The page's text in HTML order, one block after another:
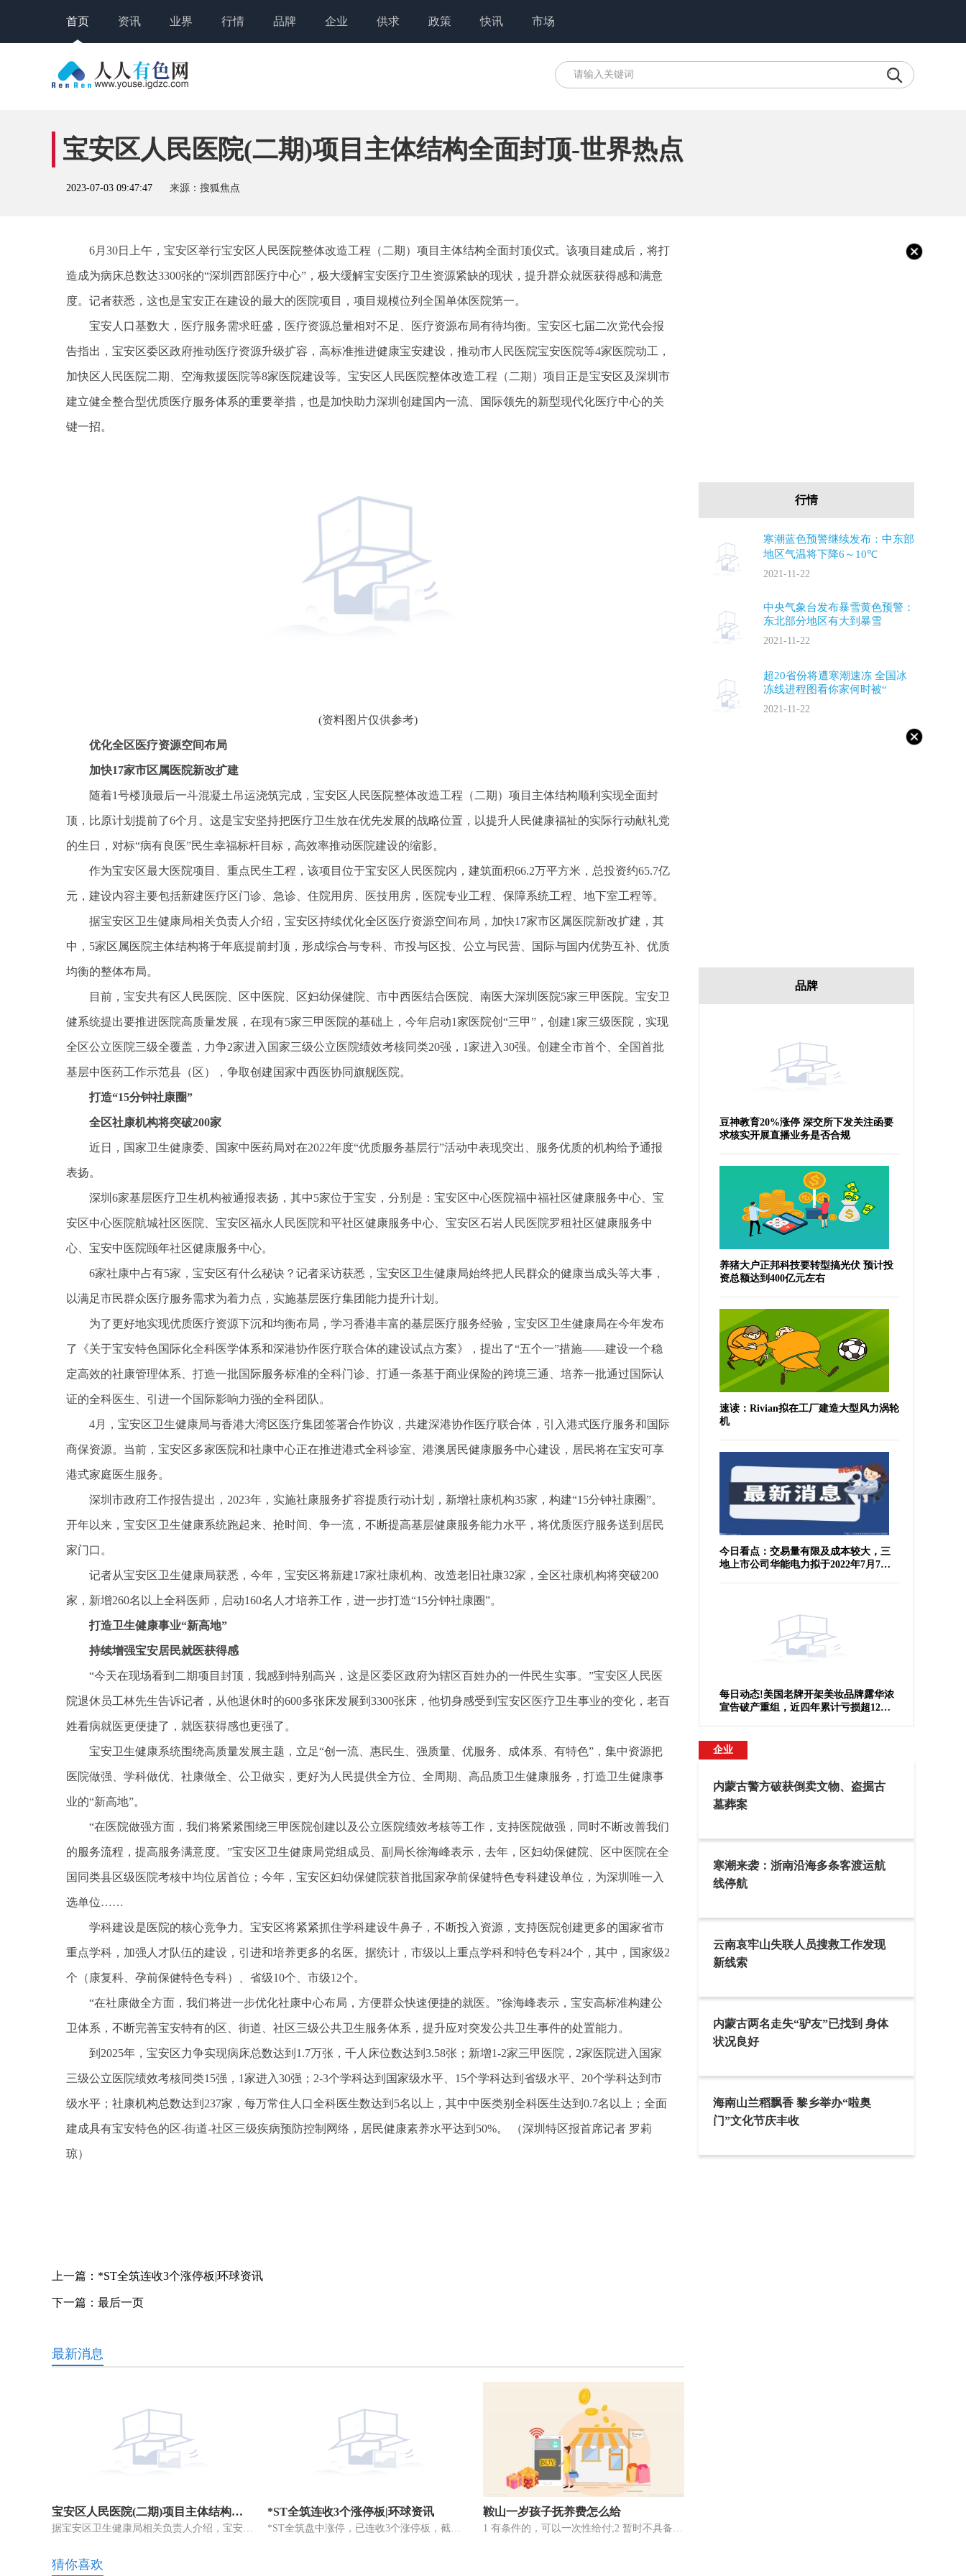
首页 资讯 业界 行情 品牌 企业 供求 政策 快讯 市场
宝安区人民医院(二期)项目主体结构全面封顶-世界热点
2023-07-03 09:47:47 来源：搜狐焦点
6月30日上午，宝安区举行宝安区人民医院整体改造工程（二期）项目主体结构全面封顶仪式。该项目建成后，将打
造成为病床总数达3300张的“深圳西部医疗中心”，极大缓解宝安医疗卫生资源紧缺的现状，提升群众就医获得感和满意
度。记者获悉，这也是宝安正在建设的最大的医院项目，项目规模位列全国单体医院第一。
宝安人口基数大，医疗服务需求旺盛，医疗资源总量相对不足、医疗资源布局有待均衡。宝安区七届二次党代会报
告指出，宝安区委区政府推动医疗资源升级扩容，高标准推进健康宝安建设，推动市人民医院宝安医院等4家医院动工，
加快区人民医院二期、空海救援医院等8家医院建设等。宝安区人民医院整体改造工程（二期）项目正是宝安区及深圳市
建立健全整合型优质医疗服务体系的重要举措，也是加快助力深圳创建国内一流、国际领先的新型现代化医疗中心的关
键一招。
(资料图片仅供参考)
优化全区医疗资源空间布局
加快17家市区属医院新改扩建
随着1号楼顶最后一斗混凝土吊运浇筑完成，宝安区人民医院整体改造工程（二期）项目主体结构顺利实现全面封
顶，比原计划提前了6个月。这是宝安坚持把医疗卫生放在优先发展的战略位置，以提升人民健康福祉的实际行动献礼党
的生日，对标“病有良医”民生幸福标杆目标，高效率推动医院建设的缩影。
作为宝安区最大医院项目、重点民生工程，该项目位于宝安区人民医院内，建筑面积66.2万平方米，总投资约65.7亿
元，建设内容主要包括新建医疗区门诊、急诊、住院用房、医技用房，医院专业工程、保障系统工程、地下室工程等。
据宝安区卫生健康局相关负责人介绍，宝安区持续优化全区医疗资源空间布局，加快17家市区属医院新改扩建，其
中，5家区属医院主体结构将于年底提前封顶，形成综合与专科、市投与区投、公立与民营、国际与国内优势互补、优质
均衡的整体布局。
目前，宝安共有区人民医院、区中医院、区妇幼保健院、市中西医结合医院、南医大深圳医院5家三甲医院。宝安卫
健系统提出要推进医院高质量发展，在现有5家三甲医院的基础上，今年启动1家医院创“三甲”，创建1家三级医院，实现
全区公立医院三级全覆盖，力争2家进入国家三级公立医院绩效考核同类20强，1家进入30强。创建全市首个、全国首批
基层中医药工作示范县（区），争取创建国家中西医协同旗舰医院。
打造“15分钟社康圈”
全区社康机构将突破200家
近日，国家卫生健康委、国家中医药局对在2022年度“优质服务基层行”活动中表现突出、服务优质的机构给予通报
表扬。
深圳6家基层医疗卫生机构被通报表扬，其中5家位于宝安，分别是：宝安区中心医院福中福社区健康服务中心、宝
安区中心医院航城社区医院、宝安区福永人民医院和平社区健康服务中心、宝安区石岩人民医院罗租社区健康服务中
心、宝安中医院颐年社区健康服务中心。
6家社康中占有5家，宝安区有什么秘诀？记者采访获悉，宝安区卫生健康局始终把人民群众的健康当成头等大事，
以满足市民群众医疗服务需求为着力点，实施基层医疗集团能力提升计划。
为了更好地实现优质医疗资源下沉和均衡布局，学习香港丰富的基层医疗服务经验，宝安区卫生健康局在今年发布
了《关于宝安特色国际化全科医学体系和深港协作医疗联合体的建设试点方案》，提出了“五个一”措施——建设一个稳
定高效的社康管理体系、打造一批国际服务标准的全科门诊、打通一条基于商业保险的跨境三通、培养一批通过国际认
证的全科医生、引进一个国际影响力强的全科团队。
4月，宝安区卫生健康局与香港大湾区医疗集团签署合作协议，共建深港协作医疗联合体，引入港式医疗服务和国际
商保资源。当前，宝安区多家医院和社康中心正在推进港式全科诊室、港澳居民健康服务中心建设，居民将在宝安可享
港式家庭医生服务。
深圳市政府工作报告提出，2023年，实施社康服务扩容提质行动计划，新增社康机构35家，构建“15分钟社康圈”。
开年以来，宝安区卫生健康系统跑起来、抢时间、争一流，不断提高基层健康服务能力水平，将优质医疗服务送到居民
家门口。
记者从宝安区卫生健康局获悉，今年，宝安区将新建17家社康机构、改造老旧社康32家，全区社康机构将突破200
家，新增260名以上全科医师，启动160名人才培养工作，进一步打造“15分钟社康圈”。
打造卫生健康事业“新高地”
持续增强宝安居民就医获得感
“今天在现场看到二期项目封顶，我感到特别高兴，这是区委区政府为辖区百姓办的一件民生实事。”宝安区人民医
院退休员工林先生告诉记者，从他退休时的600多张床发展到3300张床，他切身感受到宝安区医疗卫生事业的变化，老百
姓看病就医更便捷了，就医获得感也更强了。
宝安卫生健康系统围绕高质量发展主题，立足“创一流、惠民生、强质量、优服务、成体系、有特色”，集中资源把
医院做强、学科做优、社康做全、公卫做实，更好为人民提供全方位、全周期、高品质卫生健康服务，打造卫生健康事
业的“新高地”。
“在医院做强方面，我们将紧紧围绕三甲医院创建以及公立医院绩效考核等工作，支持医院做强，同时不断改善我们
的服务流程，提高服务满意度。”宝安区卫生健康局党组成员、副局长徐海峰表示，去年，区妇幼保健院、区中医院在全
国同类县区级医院考核中均位居首位；今年，宝安区妇幼保健院获首批国家孕前保健特色专科建设单位，为深圳唯一入
选单位……
学科建设是医院的核心竞争力。宝安区将紧紧抓住学科建设牛鼻子，不断投入资源，支持医院创建更多的国家省市
重点学科，加强人才队伍的建设，引进和培养更多的名医。据统计，市级以上重点学科和特色专科24个，其中，国家级2
个（康复科、孕前保健特色专科）、省级10个、市级12个。
“在社康做全方面，我们将进一步优化社康中心布局，方便群众快速便捷的就医。”徐海峰表示，宝安高标准构建公
卫体系，不断完善宝安特有的区、街道、社区三级公共卫生服务体系，提升应对突发公共卫生事件的处置能力。
到2025年，宝安区力争实现病床总数达到1.7万张，千人床位数达到3.58张；新增1-2家三甲医院，2家医院进入国家
三级公立医院绩效考核同类15强，1家进入30强；2-3个学科达到国家级水平、15个学科达到省级水平、20个学科达到市
级水平；社康机构总数达到237家，每万常住人口全科医生数达到5名以上，其中中医类别全科医生达到0.7名以上；全面
建成具有宝安特色的区-街道-社区三级疾病预防控制网络，居民健康素养水平达到50%。 （深圳特区报首席记者 罗莉
琼）
上一篇： *ST全筑连收3个涨停板|环球资讯
下一篇： 最后一页
最新消息
宝安区人民医院(二期)项目主体结构全面封顶-世界热点 *ST全筑连收3个涨停板|环球资讯 鞍山一岁孩子抚养费怎么给
猜你喜欢
行情
寒潮蓝色预警继续发布：中东部
地区气温将下降6～10℃
2021-11-22
中央气象台发布暴雪黄色预警：
东北部分地区有大到暴雪
2021-11-22
超20省份将遭寒潮速冻 全国冰
冻线进程图看你家何时被“
2021-11-22
品牌
豆神教育20%涨停 深交所下发关注函要
求核实开展直播业务是否合规
养猪大户正邦科技要转型搞光伏 预计投
资总额达到400亿元左右
速读：Rivian拟在工厂建造大型风力涡轮
机
今日看点：交易量有限及成本较大，三
地上市公司华能电力拟于2022年7月7日
每日动态!美国老牌开架美妆品牌露华浓
宣告破产重组，近四年累计亏损超12亿
企业
内蒙古警方破获倒卖文物、盗掘古
墓葬案
寒潮来袭：浙南沿海多条客渡运航
线停航
云南哀牢山失联人员搜救工作发现
新线索
内蒙古两名走失“驴友”已找到 身体
状况良好
海南山兰稻飘香 黎乡举办“啦奥
门”文化节庆丰收